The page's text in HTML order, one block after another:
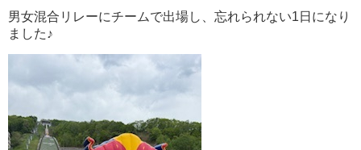
男女混合リレーにチームで出場し、忘れられない1日になり
ました♪